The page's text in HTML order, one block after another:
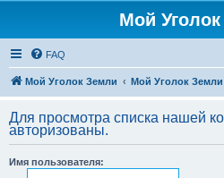
Мой
FAQ
Мой Уголок Земли Мой Уголок Земли
Для просмотра списка нашей
авторизованы.
Имя пользователя: